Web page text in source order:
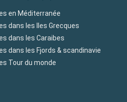
en Méditerranée
dans les Iles Grecques
dans les Caraibes
dans les Fjords & scandinavie
Tour du monde